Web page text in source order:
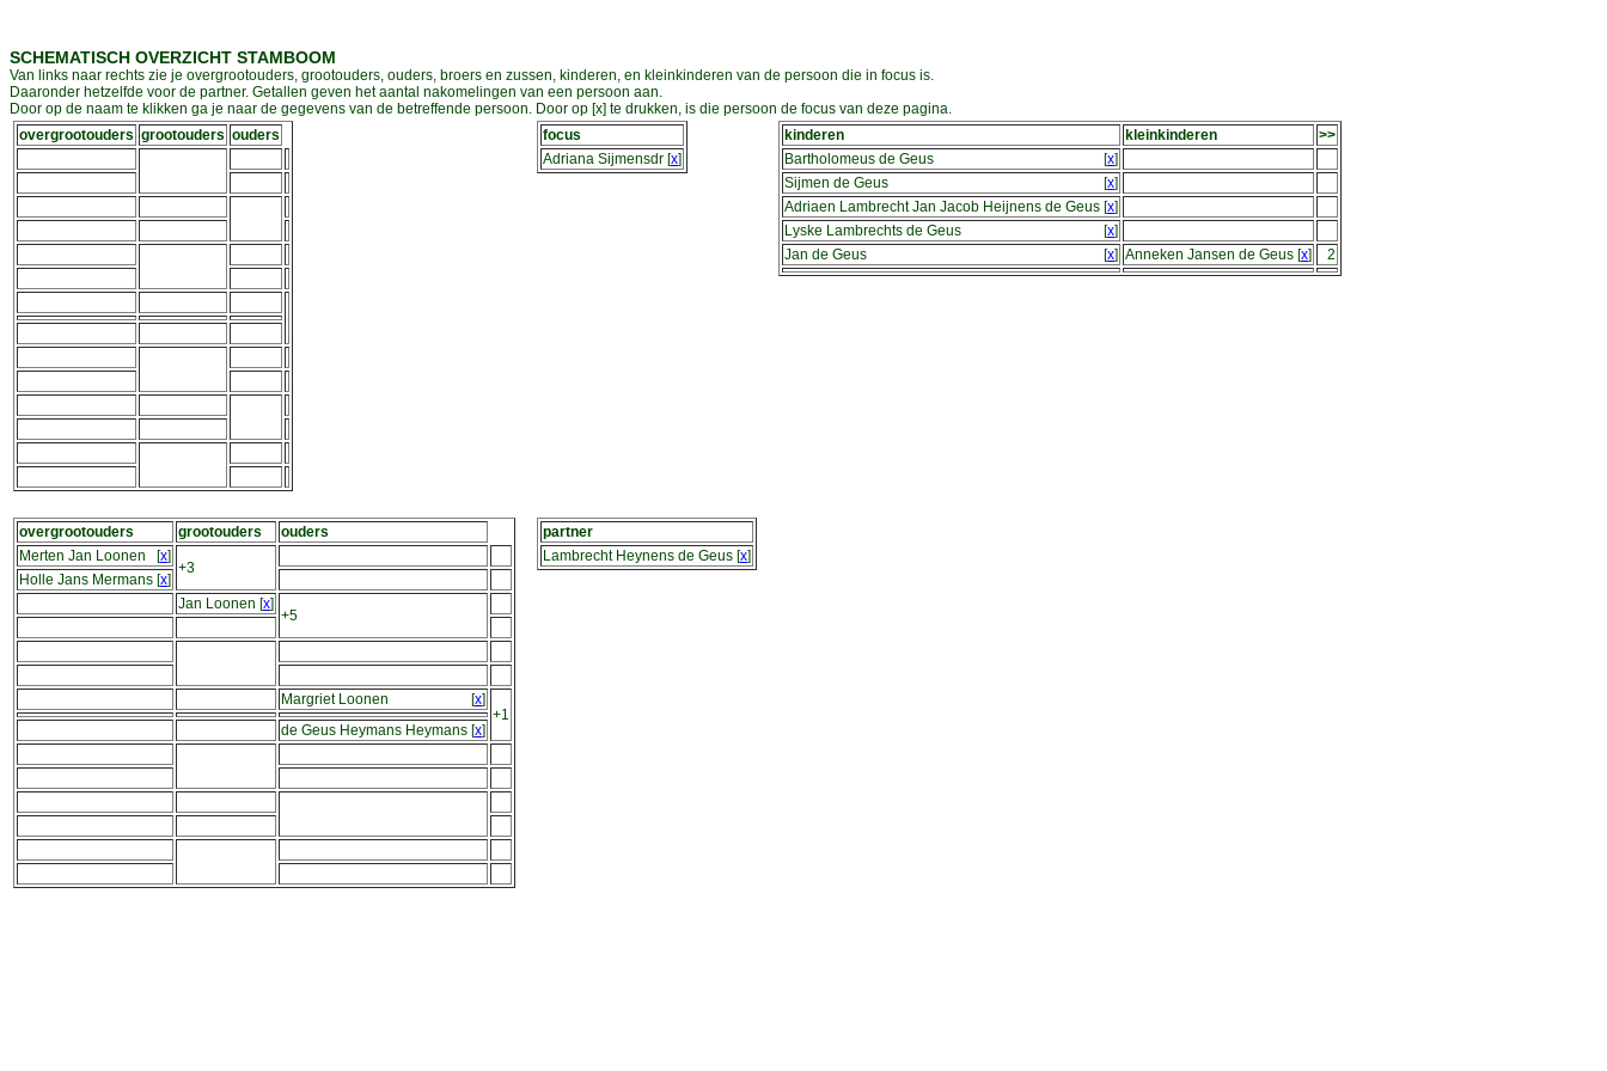
SCHEMATISCH OVERZICHT STAMBOOM
Van links naar rechts zie je overgrootouders, grootouders, ouders, broers en zussen, kinderen, en kleinkinderen van de persoon die in focus is.
Daaronder hetzelfde voor de partner. Getallen geven het aantal nakomelingen van een persoon aan.
Door op de naam te klikken ga je naar de gegevens van de betreffende persoon. Door op [x] te drukken, is die persoon de focus van deze pagina.
overgrootouders grootouders ouders
focus
Adriana Sijmensdr [x]
kinderen kleinkinderen
>>
Bartholomeus de Geus
[x]
Sijmen de Geus
[x]
Adriaen Lambrecht Jan Jacob Heijnens de Geus [x]
Lyske Lambrechts de Geus
[x]
Jan de Geus
[x] Anneken Jansen de Geus [x] 2
overgrootouders grootouders
ouders
Merten Jan Loonen
[x]
+3
Holle Jans Mermans [x]
Jan Loonen [x]
+5
Margriet Loonen [x]
+1
de Geus Heymans Heymans [x]
partner
Lambrecht Heynens de Geus [x]